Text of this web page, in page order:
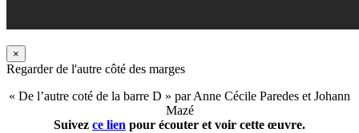
×
Regarder de l'autre côté des marges
« De l’autre coté de la barre D » par Anne Cécile Paredes et Johann
Mazé
Suivez ce lien pour écouter et voir cette œuvre.